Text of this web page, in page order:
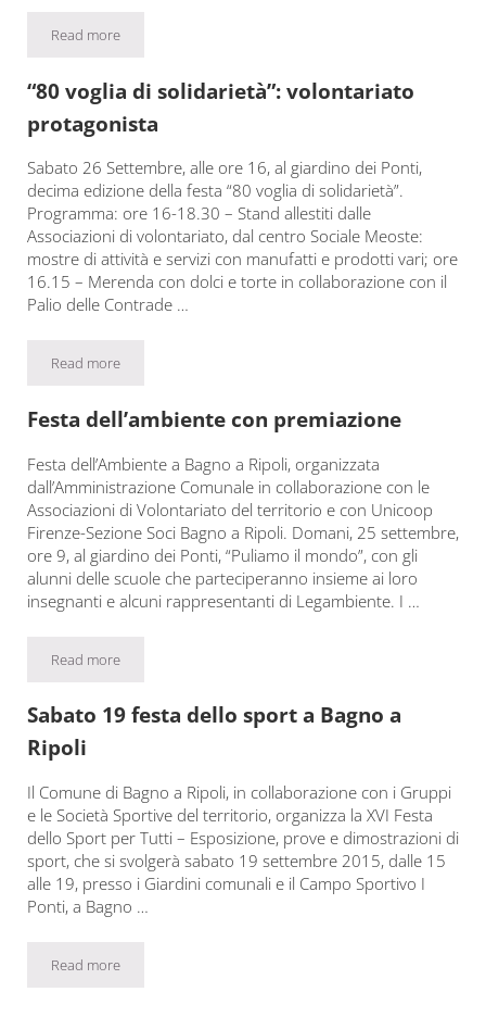
Read moreGrassina festeggia i 120 anni del Casa del popolo
“80 voglia di solidarietà”: volontariato
protagonista
Sabato 26 Settembre, alle ore 16, al giardino dei Ponti,
decima edizione della festa “80 voglia di solidarietà”.
Programma: ore 16-18.30 – Stand allestiti dalle
Associazioni di volontariato, dal centro Sociale Meoste:
mostre di attività e servizi con manufatti e prodotti vari; ore
16.15 – Merenda con dolci e torte in collaborazione con il
Palio delle Contrade …
Read more“80 voglia di solidarietà”: volontariato protagonista
Festa dell’ambiente con premiazione
Festa dell’Ambiente a Bagno a Ripoli, organizzata
dall’Amministrazione Comunale in collaborazione con le
Associazioni di Volontariato del territorio e con Unicoop
Firenze-Sezione Soci Bagno a Ripoli. Domani, 25 settembre,
ore 9, al giardino dei Ponti, “Puliamo il mondo”, con gli
alunni delle scuole che parteciperanno insieme ai loro
insegnanti e alcuni rappresentanti di Legambiente. I …
Read moreFesta dell’ambiente con premiazione
Sabato 19 festa dello sport a Bagno a
Ripoli
Il Comune di Bagno a Ripoli, in collaborazione con i Gruppi
e le Società Sportive del territorio, organizza la XVI Festa
dello Sport per Tutti – Esposizione, prove e dimostrazioni di
sport, che si svolgerà sabato 19 settembre 2015, dalle 15
alle 19, presso i Giardini comunali e il Campo Sportivo I
Ponti, a Bagno …
Read moreSabato 19 festa dello sport a Bagno a Ripoli